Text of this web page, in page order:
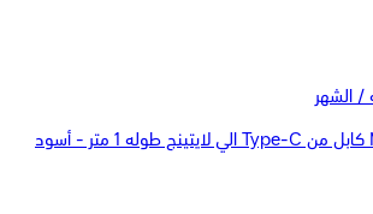
/ الشهر